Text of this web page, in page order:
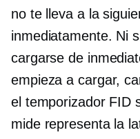
no te lleva a la
inmediatamente. Ni
cargarse de
empieza a cargar,
el temporizador FID
mide representa la